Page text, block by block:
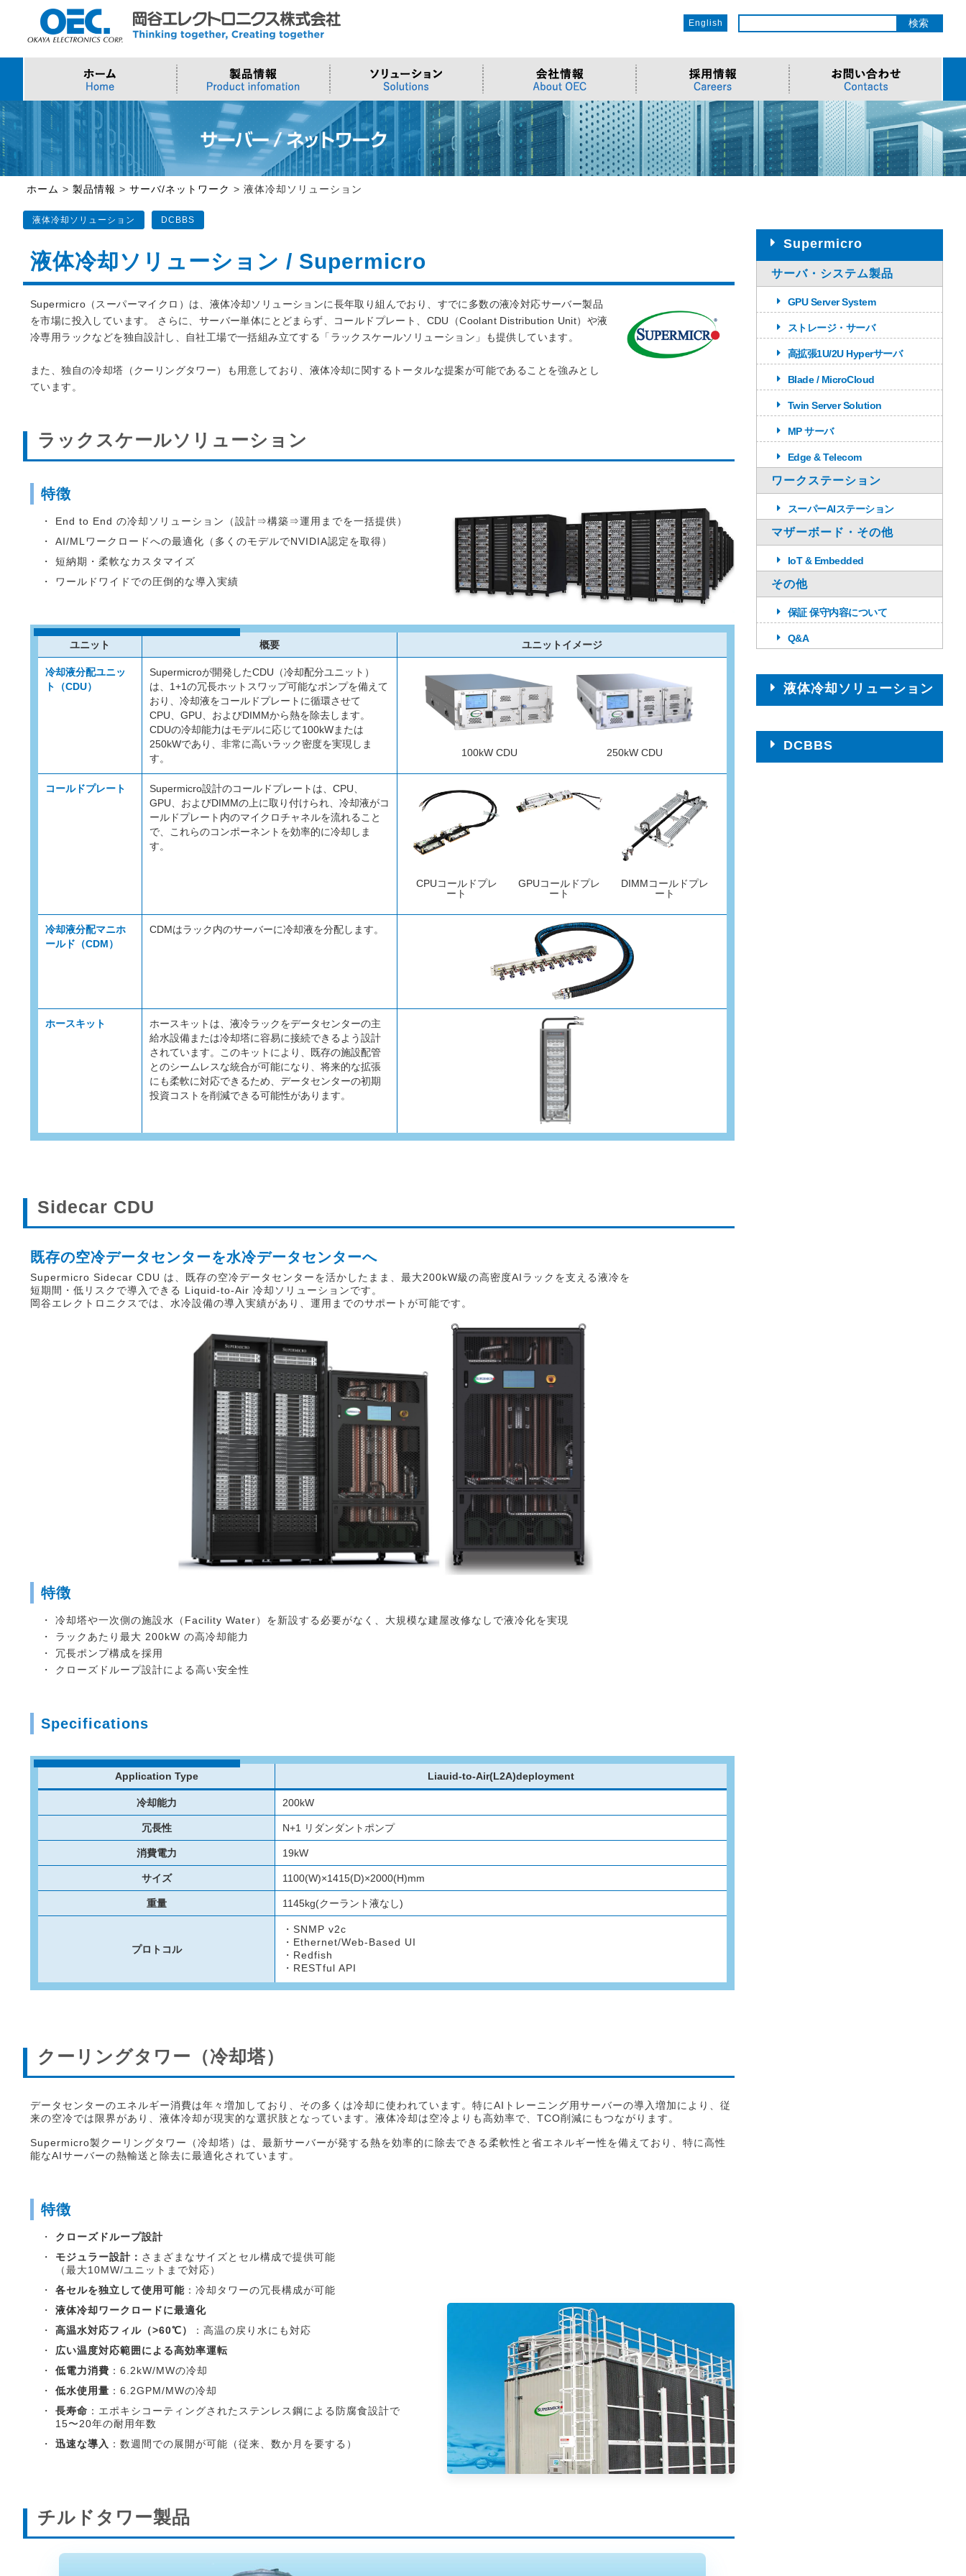
English
プロセッサ
>Intel (IoT/Embedded)
>Intel (PC)
>Intel Arc Graphics
ソフトウェア・クラウド
>Microsoft Azure
>Windows IoT
>Trellix
システム
>Embeddedシステム
>オンライン資格確認端末
サーバー/ネットワーク
>Supermicro
>液体冷却ソリューション
電子部品/Automotive
>Components
>Semiconductor
>AI・IoTソリューション
>インテル IoTソリューション
>評価開発キット
>LLMソリューション
スマートシティ・DX
>ナガレミル / 人流・交通観測
>OTセキュリティ
>Edgeシリーズ
>Elementシリーズ
>ものづくりソリューション
>有償技術サービス
>小型PCソリューション
>車載ソリューション
>地デジテレビ
>海外電子部品選定
>会社概要 >トップメッセージ >沿革 >拠点一覧 CSR
>OECのCSR
>社会への取り組み
>製品・御見積お問い合わせ >その他・採用お問い合わせ >当社向けご提案フォーム
ホーム > 製品情報 > サーバ/ネットワーク > 液体冷却ソリューション
液体冷却ソリューション DCBBS
液体冷却ソリューション / Supermicro
Supermicro（スーパーマイクロ）は、液体冷却ソリューションに長年取り組んでおり、すでに多数の液冷対応サーバー製品
を市場に投入しています。 さらに、サーバー単体にとどまらず、コールドプレート、CDU（Coolant Distribution Unit）や液
冷専用ラックなどを独自設計し、自社工場で一括組み立てする「ラックスケールソリューション」も提供しています。
また、独自の冷却塔（クーリングタワー）も用意しており、液体冷却に関するトータルな提案が可能であることを強みとし
ています。
ラックスケールソリューション
特徴
・ End to End の冷却ソリューション（設計⇒構築⇒運用までを一括提供）
・ AI/MLワークロードへの最適化（多くのモデルでNVIDIA認定を取得）
・ 短納期・柔軟なカスタマイズ
・ ワールドワイドでの圧倒的な導入実績
ユニット 概要 ユニットイメージ
冷却液分配ユニッ
ト（CDU）
Supermicroが開発したCDU（冷却配分ユニット）
は、1+1の冗長ホットスワップ可能なポンプを備えて
おり、冷却液をコールドプレートに循環させて
CPU、GPU、およびDIMMから熱を除去します。
CDUの冷却能力はモデルに応じて100kWまたは
250kWであり、非常に高いラック密度を実現しま
す。
100kW CDU 250kW CDU
コールドプレート
Supermicro設計のコールドプレートは、CPU、
GPU、およびDIMMの上に取り付けられ、冷却液がコ
ールドプレート内のマイクロチャネルを流れること
で、これらのコンポーネントを効率的に冷却しま
す。
CPUコールドプレ
ート
GPUコールドプレ
ート
DIMMコールドプレ
ート
冷却液分配マニホ
ールド（CDM）
CDMはラック内のサーバーに冷却液を分配します。
ホースキット
ホースキットは、液冷ラックをデータセンターの主
給水設備または冷却塔に容易に接続できるよう設計
されています。このキットにより、既存の施設配管
とのシームレスな統合が可能になり、将来的な拡張
にも柔軟に対応できるため、データセンターの初期
投資コストを削減できる可能性があります。
Sidecar CDU
既存の空冷データセンターを水冷データセンターへ
Supermicro Sidecar CDU は、既存の空冷データセンターを活かしたまま、最大200kW級の高密度AIラックを支える液冷を
短期間・低リスクで導入できる Liquid‑to‑Air 冷却ソリューションです。
岡谷エレクトロニクスでは、水冷設備の導入実績があり、運用までのサポートが可能です。
特徴
・ 冷却塔や一次側の施設水（Facility Water）を新設する必要がなく、大規模な建屋改修なしで液冷化を実現
・ ラックあたり最大 200kW の高冷却能力
・ 冗長ポンプ構成を採用
・ クローズドループ設計による高い安全性
Specifications
Application Type Liauid-to-Air(L2A)deployment
冷却能力 200kW
冗長性 N+1 リダンダントポンプ
消費電力 19kW
サイズ 1100(W)×1415(D)×2000(H)mm
重量 1145kg(クーラント液なし)
プロトコル
・SNMP v2c
・Ethernet/Web-Based UI
・Redfish
・RESTful API
クーリングタワー（冷却塔）
データセンターのエネルギー消費は年々増加しており、その多くは冷却に使われています。特にAIトレーニング用サーバーの導入増加により、従
来の空冷では限界があり、液体冷却が現実的な選択肢となっています。液体冷却は空冷よりも高効率で、TCO削減にもつながります。
Supermicro製クーリングタワー（冷却塔）は、最新サーバーが発する熱を効率的に除去できる柔軟性と省エネルギー性を備えており、特に高性
能なAIサーバーの熱輸送と除去に最適化されています。
特徴
・ クローズドループ設計
・ モジュラー設計： さまざまなサイズとセル構成で提供可能
（最大10MW/ユニットまで対応）
・ 各セルを独立して使用可能 ：冷却タワーの冗長構成が可能
・ 液体冷却ワークロードに最適化
・ 高温水対応フィル（>60℃）
：高温の戻り水にも対応
・ 広い温度対応範囲による高効率運転
・ 低電力消費 ：6.2kW/MWの冷却
・ 低水使用量 ：6.2GPM/MWの冷却
・ 長寿命 ：エポキシコーティングされたステンレス鋼による防腐食設計で
15〜20年の耐用年数
・ 迅速な導入 ：数週間での展開が可能（従来、数か月を要する）
チルドタワー製品
Supermicro
サーバ・システム製品
GPU Server System
ストレージ・サーバ
高拡張1U/2U Hyperサーバ
Blade / MicroCloud
Twin Server Solution
MP サーバ
Edge & Telecom
ワークステーション
スーパーAIステーション
マザーボード・その他
IoT & Embedded
その他
保証 保守内容について
Q&A
液体冷却ソリューション
DCBBS